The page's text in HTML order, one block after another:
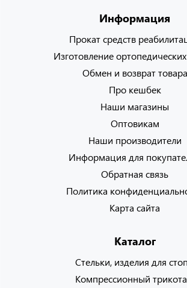
Информация
Прокат средств
Изготовление ортопедических
Обмен и возврат товара
Про кешбек
Наши магазины
Оптовикам
Наши производители
Информация для
Обратная связь
Политика
Карта сайта
Каталог
Стельки, изделия для
Компрессионный